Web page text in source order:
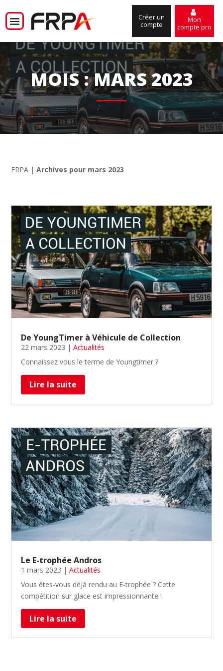
Créer un
compte
Mon
compte pro
MOIS :MARS 2023
FRPA |Archives pour mars 2023
De YoungTimer à Véhicule de Collection
22 mars 2023 |Actualités
Connaissez vous le terme de Youngtimer ?
Lire la suite
Le E-trophée Andros
1 mars 2023 |Actualités
Vous êtes-vous déjà rendu au E-trophée ? Cette
compétition sur glace est impressionnante !
Lire la suite